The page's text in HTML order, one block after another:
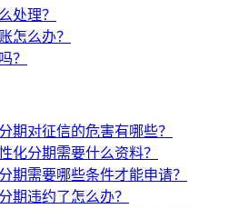
处理？
怎么办？
？
期对征信的危害有哪些？
化分期需要什么资料？
期需要哪些条件才能申请？
期违约了怎么办？